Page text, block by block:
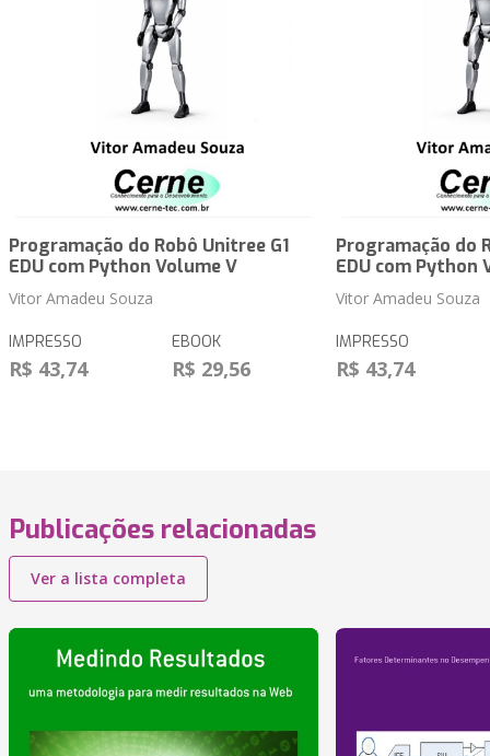
Programação do Robô Unitree G1
EDU com Python Volume V
Vitor Amadeu Souza
IMPRESSO
R$ 43,74
EBOOK
R$ 29,56
Programação do
EDU com Python
Vitor Amadeu Souza
IMPRESSO
R$ 43,74
Publicações relacionadas
Ver a lista completa